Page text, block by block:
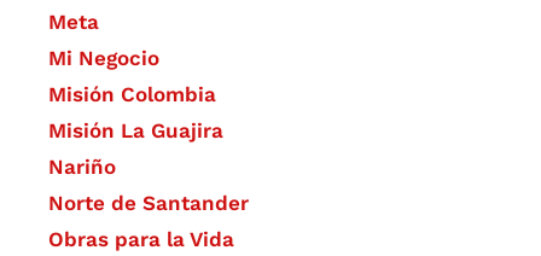
Meta
Mi Negocio
Misión Colombia
Misión La Guajira
Nariño
Norte de Santander
Obras para la Vida